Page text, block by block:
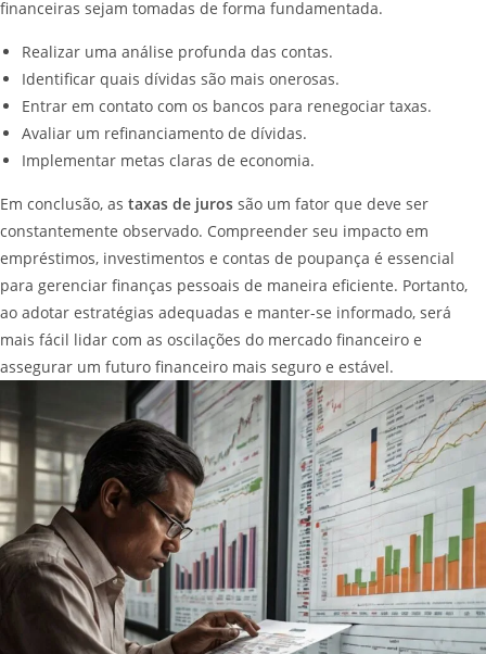
financeiras sejam tomadas de forma fundamentada.
Realizar uma análise profunda das contas.
Identificar quais dívidas são mais onerosas.
Entrar em contato com os bancos para renegociar taxas.
Avaliar um refinanciamento de dívidas.
Implementar metas claras de economia.
Em conclusão, as taxas de juros são um fator que deve ser
constantemente observado. Compreender seu impacto em
empréstimos, investimentos e contas de poupança é essencial
para gerenciar finanças pessoais de maneira eficiente. Portanto,
ao adotar estratégias adequadas e manter-se informado, será
mais fácil lidar com as oscilações do mercado financeiro e
assegurar um futuro financeiro mais seguro e estável.